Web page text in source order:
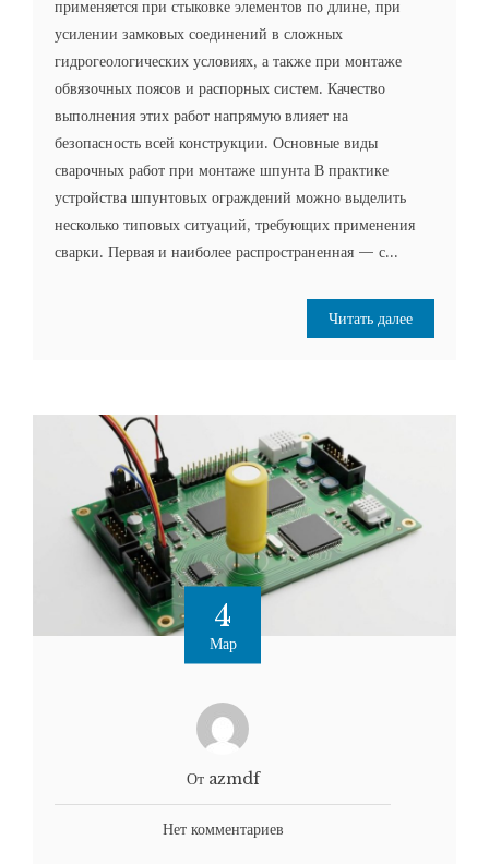
применяется при стыковке элементов по длине, при
усилении замковых соединений в сложных
гидрогеологических условиях, а также при монтаже
обвязочных поясов и распорных систем. Качество
выполнения этих работ напрямую влияет на
безопасность всей конструкции. Основные виды
сварочных работ при монтаже шпунта В практике
устройства шпунтовых ограждений можно выделить
несколько типовых ситуаций, требующих применения
сварки. Первая и наиболее распространенная — с...
Читать далее
4
Мар
От azmdf
Нет комментариев